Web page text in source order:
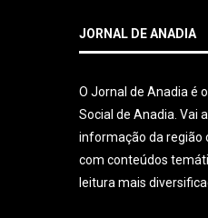
JORNAL DE ANADIA
O Jornal de Anadia é
Social de Anadia. Vai
informação da região
com conteúdos
leitura mais